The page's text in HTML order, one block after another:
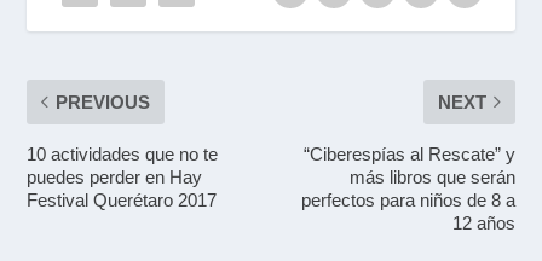
PREVIOUS
10 actividades que no te
puedes perder en Hay
Festival Querétaro 2017
NEXT
“Ciberespías al Rescate” y
más libros que serán
perfectos para niños de 8 a
12 años